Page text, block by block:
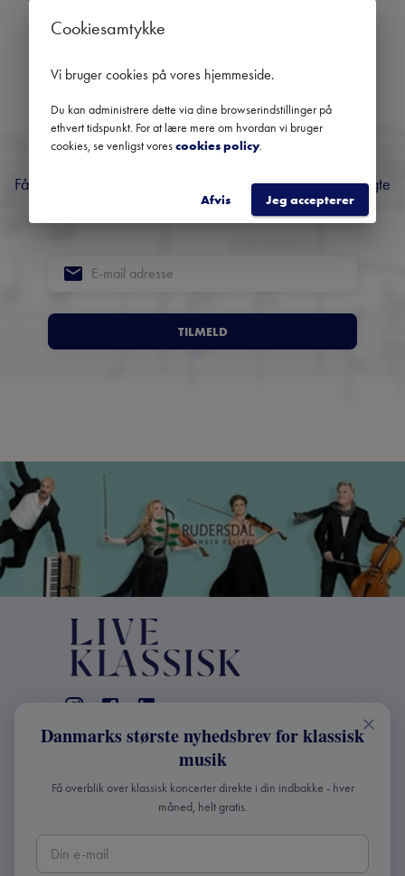
Danmarks største
nyhedsbrev om klassisk
musik
Få overblik over kommende koncerter, festivaler og udvalgte
anbefalinger fra hele landet.
TILMELD
KONTAKT
info@liveklassisk.dk
Live Klassisk ApS
CVR 41507780
Danmarks største nyhedsbrev for klassisk
musik
Få overblik over klassisk koncerter direkte i din indbakke - hver
måned, helt gratis.
Cookiesamtykke
Vi bruger cookies på vores hjemmeside.
Du kan administrere dette via dine browserindstillinger på
ethvert tidspunkt. For at lære mere om hvordan vi bruger
cookies, se venligst vorescookies policy.
Afvis Jeg accepterer